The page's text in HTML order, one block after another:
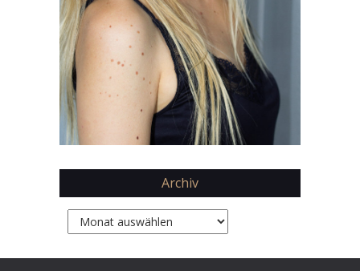
Archiv
Archiv